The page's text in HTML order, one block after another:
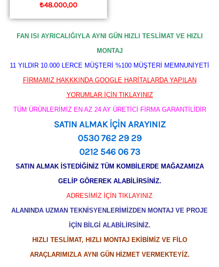
₺48.000,00
FAN ISI AYRICALIĞIYLA AYNI GÜN HIZLI TESLİMAT VE HIZLI
MONTAJ
11 YILDIR 10.000 LERCE MÜŞTERİ %100 MÜŞTERİ MEMNUNİYETİ
FİRMAMIZ HAKKKINDA GOOGLE HARİTALARDA YAPILAN
YORUMLAR İÇİN TIKLAYINIZ
TÜM ÜRÜNLERİMİZ EN AZ 24 AY ÜRETİCİ FİRMA GARANTİLİDİR
SATIN ALMAK İÇİN ARAYINIZ
0530 762 29 29
0212 546 06 73
SATIN ALMAK İSTEDİĞİNİZ TÜM KOMBİLERDE MAĞAZAMIZA
GELİP GÖREREK ALABİLİRSİNİZ.
ADRESİMİZ İÇİN TIKLAYINIZ
ALANINDA UZMAN TEKNİSYENLERİMİZDEN MONTAJ VE PROJE
İÇİN BİLGİ ALABİLİRSİNİZ.
HIZLI TESLİMAT, HIZLI MONTAJ EKİBİMİZ VE FİLO
ARAÇLARIMIZLA AYNI GÜN HİZMET VERMEKTEYİZ.